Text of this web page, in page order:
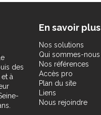
des
à
En savoir plus
Nos solutions
Qui sommes-nous
Nos références
Accès pro
Plan du site
Liens
Nous rejoindre